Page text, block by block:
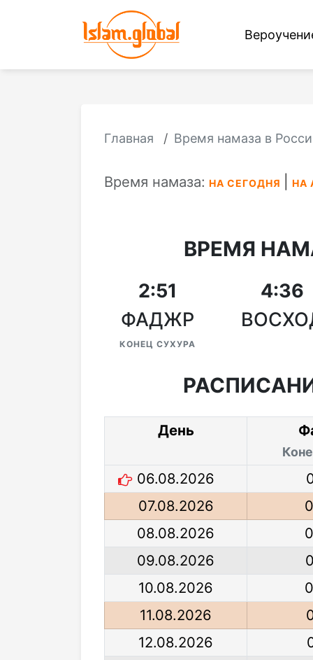
Главная Время намаза в
Время намаза: НА СЕГОДНЯ НА
ВРЕМЯ
2:51
ФАДЖР
КОНЕЦ СУХУРА
4:36
День
06.08.2026
07.08.2026
08.08.2026
09.08.2026
10.08.2026
11.08.2026
12.08.2026